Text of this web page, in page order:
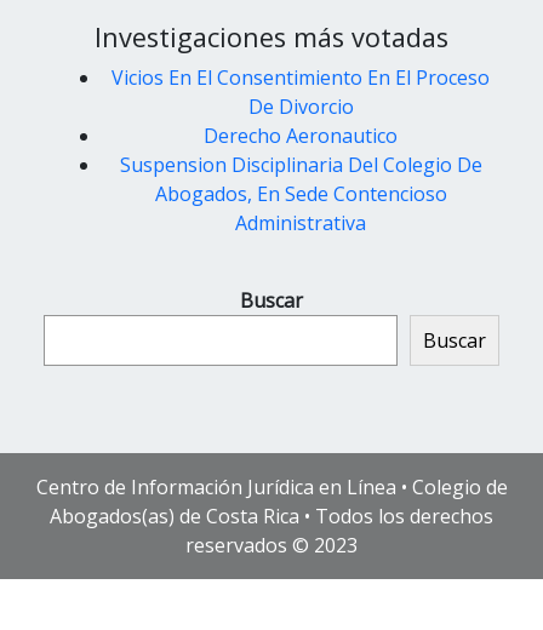
Investigaciones más votadas
Vicios En El Consentimiento En El Proceso
De Divorcio
Derecho Aeronautico
Suspension Disciplinaria Del Colegio De
Abogados, En Sede Contencioso
Administrativa
Buscar
Buscar
Centro de Información Jurídica en Línea • Colegio de
Abogados(as) de Costa Rica • Todos los derechos
reservados © 2023